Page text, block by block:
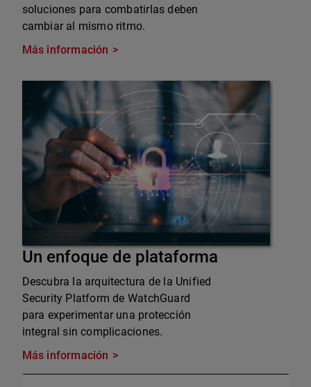
soluciones para combatirlas deben
cambiar al mismo ritmo.
Más información
Un enfoque de plataforma
Descubra la arquitectura de la Unified
Security Platform de WatchGuard
para experimentar una protección
integral sin complicaciones.
Más información